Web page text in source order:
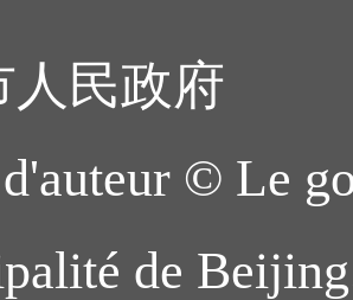
人民政府
© Le
de